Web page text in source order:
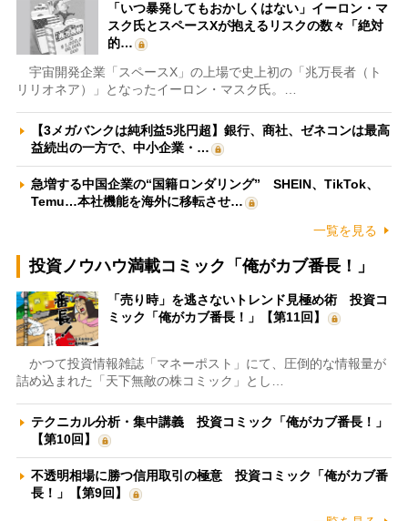
「いつ暴発してもおかしくはない」イーロン・マ
スク氏とスペースXが抱えるリスクの数々「絶対
的…
宇宙開発企業「スペースX」の上場で史上初の「兆万長者（ト
リリオネア）」となったイーロン・マスク氏。…
【3メガバンクは純利益5兆円超】銀行、商社、ゼネコンは最高
益続出の一方で、中小企業・…
急増する中国企業の“国籍ロンダリング” SHEIN、TikTok、
Temu…本社機能を海外に移転させ…
一覧を見る
投資ノウハウ満載コミック「俺がカブ番長！」
「売り時」を逃さないトレンド見極め術 投資コ
ミック「俺がカブ番長！」【第11回】
かつて投資情報雑誌「マネーポスト」にて、圧倒的な情報量が
詰め込まれた「天下無敵の株コミック」とし…
テクニカル分析・集中講義 投資コミック「俺がカブ番長！」
【第10回】
不透明相場に勝つ信用取引の極意 投資コミック「俺がカブ番
長！」【第9回】